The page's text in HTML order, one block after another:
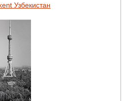
Узбекистан